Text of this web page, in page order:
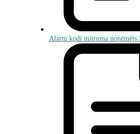
Alarm kodi mitruma noņēmējs